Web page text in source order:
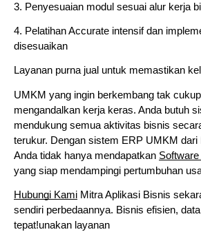
3. Penyesuaian modul sesuai alur kerja
4. Pelatihan Accurate intensif dan
disesuaikan
Layanan purna jual untuk memastikan
UMKM yang ingin berkembang tak
mengandalkan kerja keras. Anda butuh
mendukung semua aktivitas bisnis
terukur. Dengan sistem ERP UMKM dari
Anda tidak hanya mendapatkan
yang siap mendampingi pertumbuhan
Hubungi Kami Mitra Aplikasi Bisnis
sendiri perbedaannya. Bisnis efisien,
tepat!unakan layanan